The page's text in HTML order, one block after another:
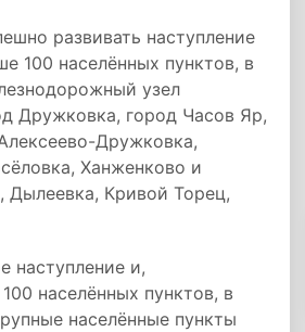
развивать наступление
100 населённых пунктов, в
узел
Дружковка, город Часов Яр,
Дружковка,
Ханженково и
Дылеевка, Кривой Торец,
наступление и,
населённых пунктов, в
населённые пункты